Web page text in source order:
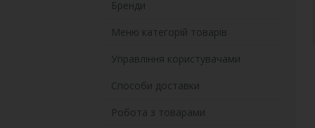
Бренди
Меню категорій товарів
Управління користувачами
Способи доставки
Робота з товарами